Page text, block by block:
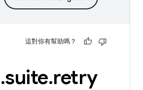
這對你有幫助嗎？
.suite.retry